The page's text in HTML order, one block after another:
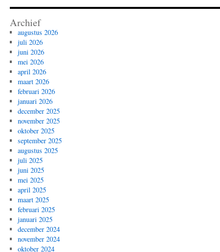
Archief
augustus 2026
juli 2026
juni 2026
mei 2026
april 2026
maart 2026
februari 2026
januari 2026
december 2025
november 2025
oktober 2025
september 2025
augustus 2025
juli 2025
juni 2025
mei 2025
april 2025
maart 2025
februari 2025
januari 2025
december 2024
november 2024
oktober 2024